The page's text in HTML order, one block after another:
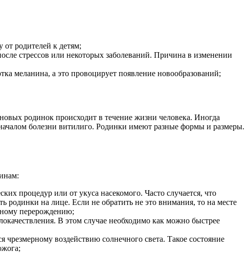
от родителей к детям;
стрессов или некоторых заболеваний. Причина в изменении
меланина, а это провоцирует появление новообразований;
родинок происходит в течение жизни человека. Иногда
болезни витилиго. Родинки имеют разные формы и размеры.
процедур или от укуса насекомого. Часто случается, что
родинки на лице. Если не обратить не это внимания, то на месте
перерождению;
В этом случае необходимо как можно быстрее
воздействию солнечного света. Такое состояние